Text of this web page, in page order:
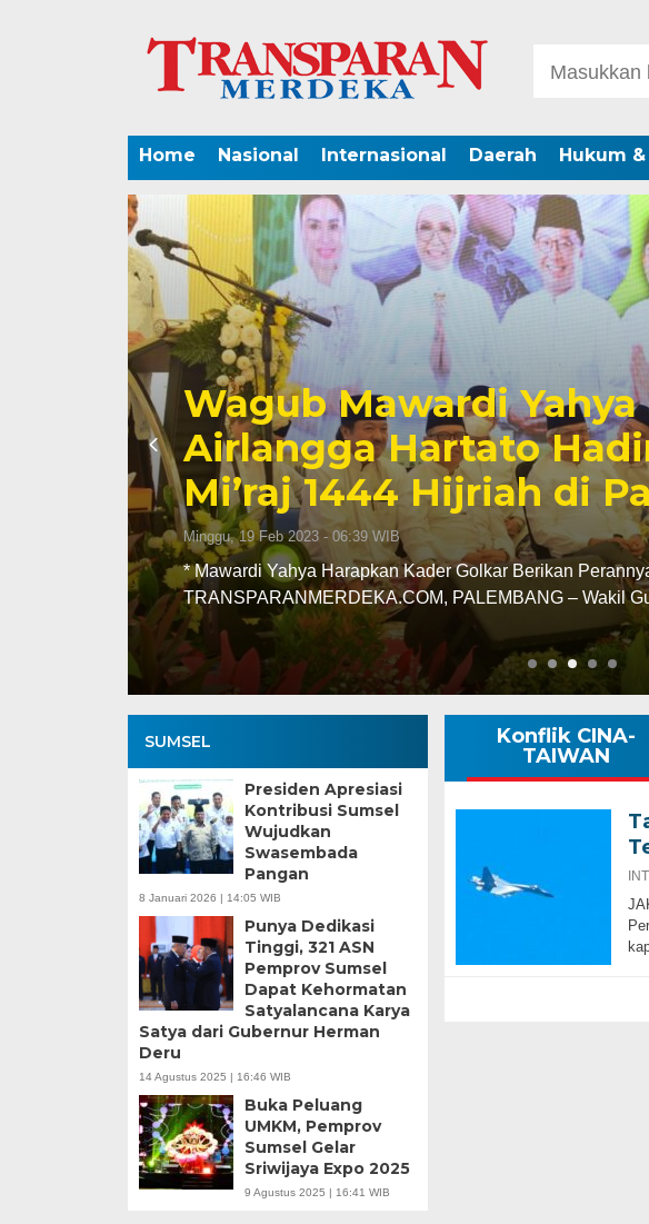
Home Nasional Internasional Daerah Hukum
Wagub Mawardi
Airlangga Hartato
Mi’raj 1444 Hijriah di
Minggu, 19 Feb 2023 - 06:39 WIB
* Mawardi Yahya Harapkan Kader Golkar Berikan
TRANSPARANMERDEKA.COM, PALEMBANG – Wakil
SUMSEL
Presiden Apresiasi
Kontribusi Sumsel
Wujudkan
Swasembada
Pangan
8 Januari 2026 | 14:05 WIB
Punya Dedikasi
Tinggi, 321 ASN
Pemprov Sumsel
Dapat Kehormatan
Satyalancana Karya
Satya dari Gubernur Herman
Deru
14 Agustus 2025 | 16:46 WIB
Buka Peluang
UMKM, Pemprov
Sumsel Gelar
Sriwijaya Expo 2025
9 Agustus 2025 | 16:41 WIB
Konflik CINA-
TAIWAN